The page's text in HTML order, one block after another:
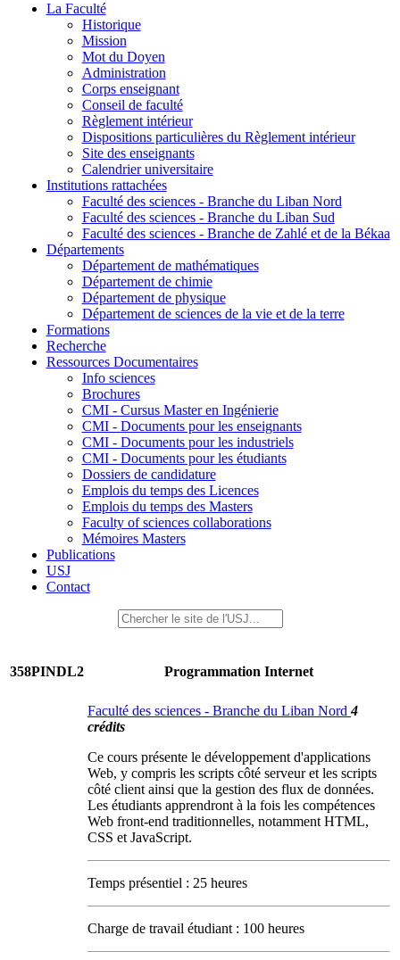
La Faculté
Historique
Mission
Mot du Doyen
Administration
Corps enseignant
Conseil de faculté
Règlement intérieur
Dispositions particulières du Règlement intérieur
Site des enseignants
Calendrier universitaire
Institutions rattachées
Faculté des sciences - Branche du Liban Nord
Faculté des sciences - Branche du Liban Sud
Faculté des sciences - Branche de Zahlé et de la Békaa
Départements
Département de mathématiques
Département de chimie
Département de physique
Département de sciences de la vie et de la terre
Formations
Recherche
Ressources Documentaires
Info sciences
Brochures
CMI - Cursus Master en Ingénierie
CMI - Documents pour les enseignants
CMI - Documents pour les industriels
CMI - Documents pour les étudiants
Dossiers de candidature
Emplois du temps des Licences
Emplois du temps des Masters
Faculty of sciences collaborations
Mémoires Masters
Publications
USJ
Contact
358PINDL2 Programmation Internet
Faculté des sciences - Branche du Liban Nord4
crédits
Ce cours présente le développement d'applications
Web, y compris les scripts côté serveur et les scripts
côté client ainsi que la gestion des flux de données.
Les étudiants apprendront à la fois les compétences
Web front-end traditionnelles, notamment HTML,
CSS et JavaScript.
Temps présentiel : 25 heures
Charge de travail étudiant : 100 heures